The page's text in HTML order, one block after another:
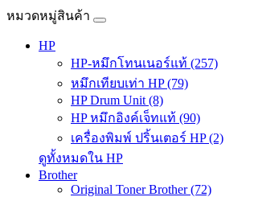
หมวดหมู่สินค้า
HP
HP-หมึกโทนเนอร์แท้ (257)
หมึกเทียบเท่า HP (79)
HP Drum Unit (8)
HP หมึกอิงค์เจ็ทแท้ (90)
เครื่องพิมพ์ ปริ้นเตอร์ HP (2)
ดูทั้งหมดใน HP
Brother
Original Toner Brother (72)